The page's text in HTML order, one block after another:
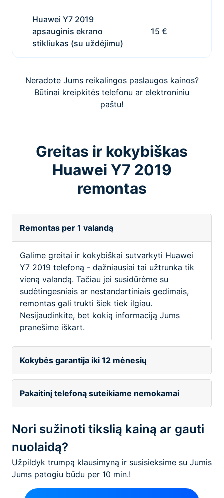
Huawei Y7 2019
apsauginis ekrano
stikliukas (su uždėjimu)
15 €
Neradote Jums reikalingos paslaugos kainos?
Būtinai kreipkitės telefonu ar elektroniniu
paštu!
Greitas ir kokybiškas
Huawei Y7 2019
remontas
Remontas per 1 valandą
Galime greitai ir kokybiškai sutvarkyti Huawei
Y7 2019 telefoną - dažniausiai tai užtrunka tik
vieną valandą. Tačiau jei susidūrėme su
sudėtingesniais ar nestandartiniais gedimais,
remontas gali trukti šiek tiek ilgiau.
Nesijaudinkite, bet kokią informaciją Jums
pranešime iškart.
Kokybės garantija iki 12 mėnesių
Pakaitinį telefoną suteikiame nemokamai
Nori sužinoti tikslią kainą ar gauti
nuolaidą?
Užpildyk trumpą klausimyną ir susisieksime su Jumis
Jums patogiu būdu per 10 min.!